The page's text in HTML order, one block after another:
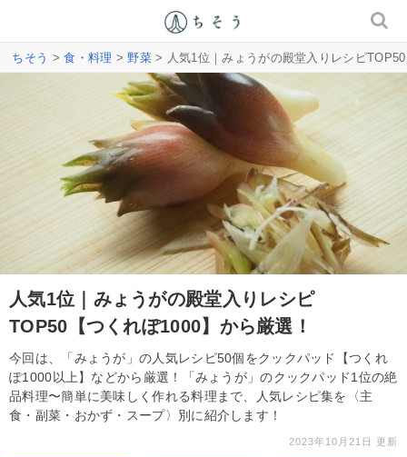
ちそう >食・料理 >野菜> 人気1位｜みょうがの殿堂入りレシピ
人気1位｜みょうがの殿堂入りレシピ
TOP50【つくれぽ1000】から厳選！
今回は、「みょうが」の人気レシピ50個をクックパッド【つくれ
ぽ1000以上】などから厳選！「みょうが」のクックパッド1位の絶
品料理〜簡単に美味しく作れる料理まで、人気レシピ集を〈主
食・副菜・おかず・スープ〉別に紹介します！
2023年10月21日 更新